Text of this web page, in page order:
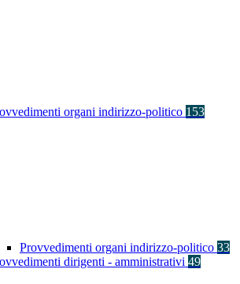
organi indirizzo-politico 153
Provvedimenti organi indirizzo-politico 33
dirigenti - amministrativi 49